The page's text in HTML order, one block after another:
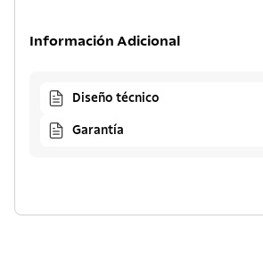
Información Adicional
Diseño técnico
Garantía